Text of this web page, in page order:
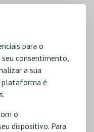
para o
consentimento,
a sua
plataforma é
o
dispositivo. Para